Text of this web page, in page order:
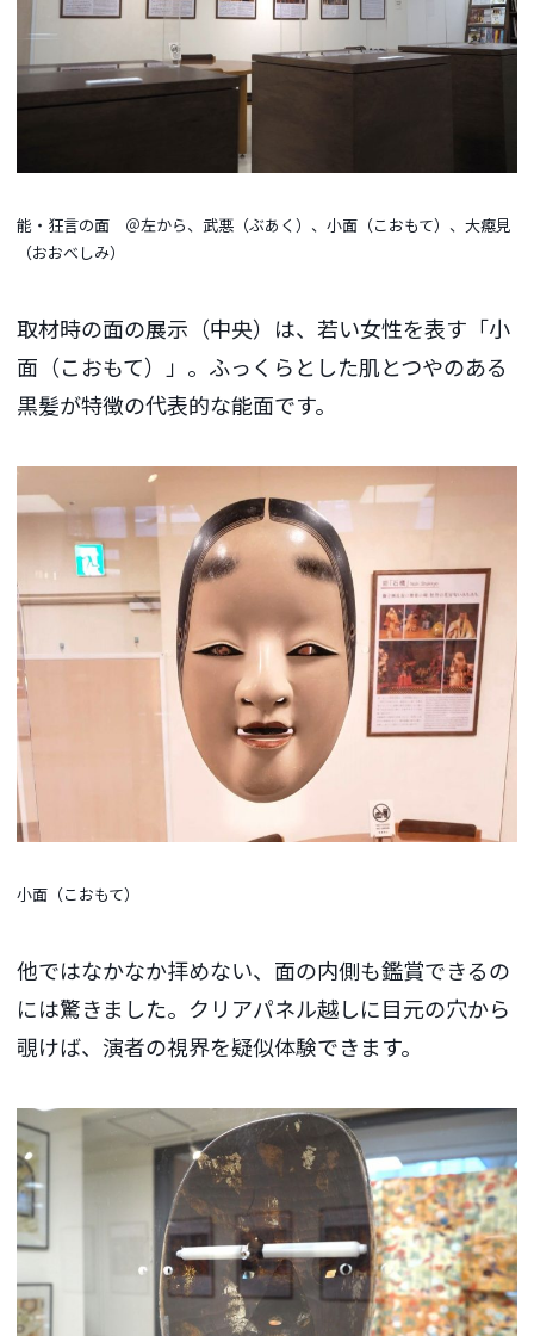
能・狂言の面 ＠左から、武悪（ぶあく）、小面（こおもて）、大癋見
（おおべしみ）
取材時の面の展示（中央）は、若い女性を表す「小
面（こおもて）」。ふっくらとした肌とつやのある
黒髪が特徴の代表的な能面です。
小面（こおもて）
他ではなかなか拝めない、面の内側も鑑賞できるの
には驚きました。クリアパネル越しに目元の穴から
覗けば、演者の視界を疑似体験できます。